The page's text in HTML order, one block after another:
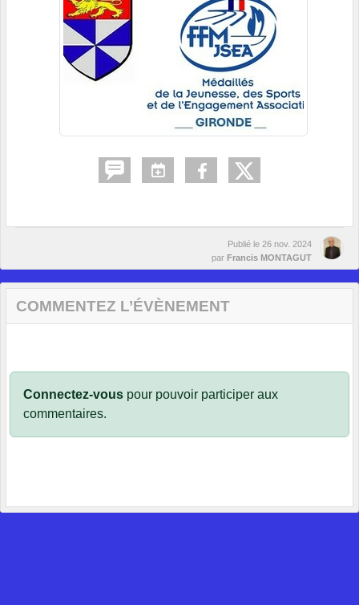
Publié le 26 nov. 2024
par Francis MONTAGUT
COMMENTEZ L’ÉVÈNEMENT
Connectez-vous pour pouvoir participer aux
commentaires.